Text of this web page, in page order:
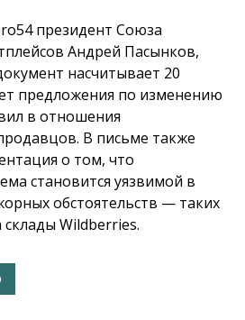
президент Союза
Андрей Пасынков,
насчитывает 20
предложения по изменению
в отношения
В письме также
о том, что
становится уязвимой в
обстоятельств — таких
Wildberries.